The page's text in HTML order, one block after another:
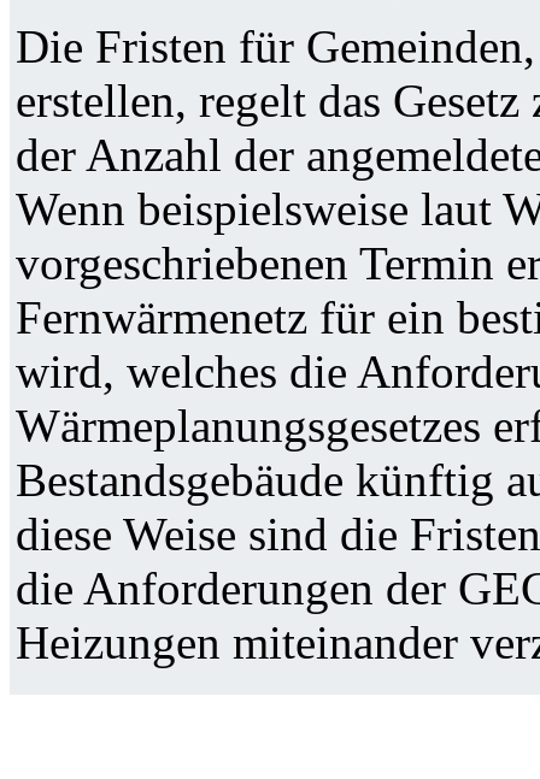
Die Fristen für
erstellen, regelt das
der Anzahl der
Wenn beispielsweise laut
vorgeschriebenen Termin
Fernwärmenetz für ein
wird, welches die
Wärmeplanungsgesetzes
Bestandsgebäude künftig
diese Weise sind die
die Anforderungen der
Heizungen miteinander